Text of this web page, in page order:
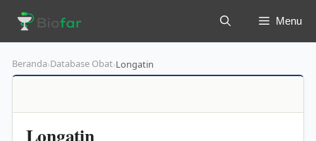
isi
Menu
Beranda›Database Obat›Longatin
Longatin